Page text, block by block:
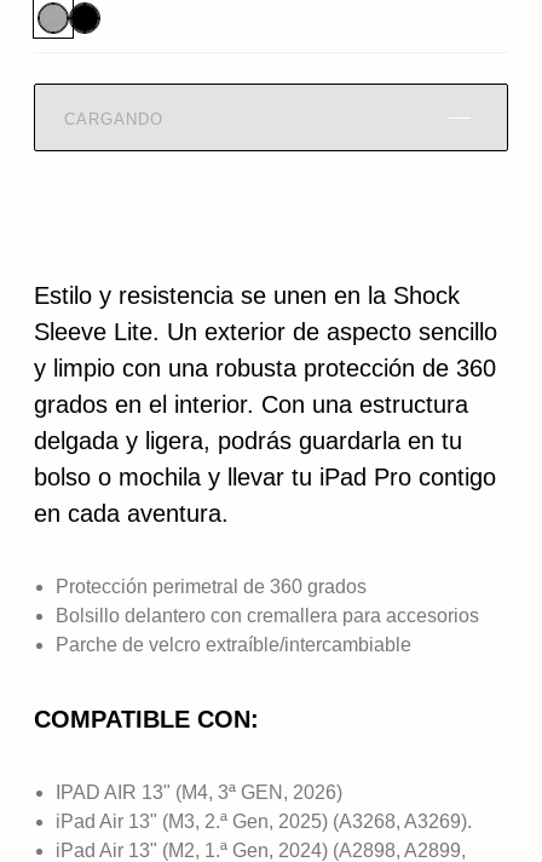
CARGANDO
Estilo y resistencia se unen en la Shock
Sleeve Lite. Un exterior de aspecto sencillo
y limpio con una robusta protección de 360
grados en el interior. Con una estructura
delgada y ligera, podrás guardarla en tu
bolso o mochila y llevar tu iPad Pro contigo
en cada aventura.
Protección perimetral de 360 grados
Bolsillo delantero con cremallera para accesorios
Parche de velcro extraíble/intercambiable
COMPATIBLE CON:
IPAD AIR 13" (M4, 3ª GEN, 2026)
iPad Air 13" (M3, 2.ª Gen, 2025) (A3268, A3269).
iPad Air 13" (M2, 1.ª Gen, 2024) (A2898, A2899,